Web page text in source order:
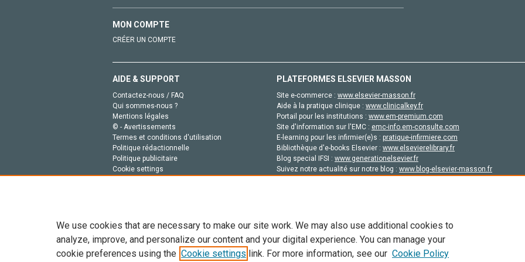
MON COMPTE
CRÉER UN COMPTE
AIDE & SUPPORT
Contactez-nous / FAQ
Qui sommes-nous ?
Mentions légales
© - Avertissements
Termes et conditions d'utilisation
Politique rédactionnelle
Politique publicitaire
Cookie settings
PLATEFORMES ELSEVIER MASSON
Site e-commerce : www.elsevier-masson.fr
Aide à la pratique clinique : www.clinicalkey.fr
Portail pour les institutions : www.em-premium.com
Site d'information sur l'EMC : emc-info.em-consulte.com
E-learning pour les infirmier(e)s : pratique-infirmiere.com
Bibliothèque d'e-books Elsevier : www.elsevierelibrary.fr
Blog special IFSI : www.generationelsevier.fr
Suivez notre actualité sur notre blog : www.blog-elsevier-masson.fr
Tout le contenu de ce site: Copyright © 2026 Elsevier, ses concédants de licence et ses contributeurs. Tout les droits sont réservés,
We use cookies that are necessary to make our site work. We may also use additional cookies to
analyze, improve, and personalize our content and your digital experience. You can manage your
cookie preferences using the Cookie settings link. For more information, see our Cookie Policy